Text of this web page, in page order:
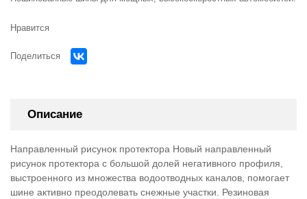
Нравится
Поделиться
Описание
Направленный рисунок протектора Новый направленный
рисунок протектора с большой долей негативного профиля,
выстроенного из множества водоотводных каналов, помогает
шине активно преодолевать снежные участки. Резиновая